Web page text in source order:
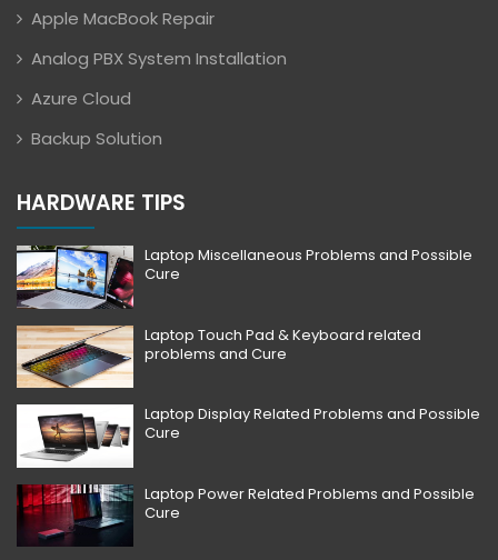
Apple MacBook Repair
Analog PBX System Installation
Azure Cloud
Backup Solution
HARDWARE TIPS
Laptop Miscellaneous Problems and Possible
Cure
Laptop Touch Pad & Keyboard related
problems and Cure
Laptop Display Related Problems and Possible
Cure
Laptop Power Related Problems and Possible
Cure